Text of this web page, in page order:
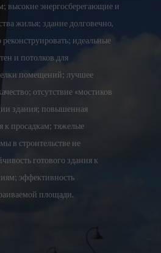
высокие энергосберегающие и
жилья; здание долговечно,
реконструировать; идеальные
и потолков для
помещений; лучшее
отсутствие «мостиков
здания; повышенная
к просадкам; тяжелые
в строительстве не
готового здания к
эффективность
площади.